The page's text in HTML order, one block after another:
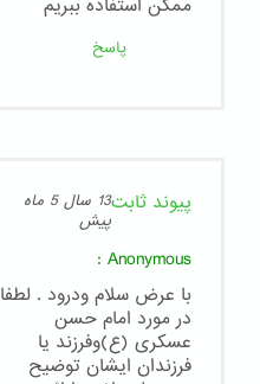
ممکن استفاده ببریم
پاسخ
پیوند ثابت
13 سال 5 ماه
پیش
Anonymous
:
با عرض سلام ودرود . لطفا
در مورد امام حسن
عسکری (ع)وفرزند یا
فرزندان ایشان توضیح